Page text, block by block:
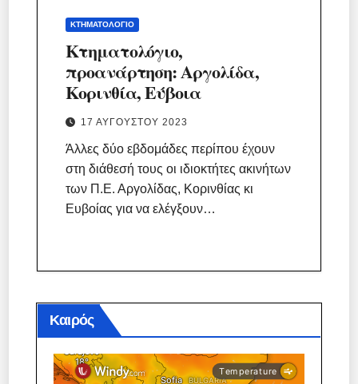
ΚΤΗΜΑΤΟΛΌΓΙΟ
Κτηματολόγιο,
προανάρτηση: Αργολίδα,
Κορινθία, Εύβοια
17 ΑΥΓΟΎΣΤΟΥ 2023
Άλλες δύο εβδομάδες περίπου έχουν
στη διάθεσή τους οι ιδιοκτήτες ακινήτων
των Π.Ε. Αργολίδας, Κορινθίας κι
Ευβοίας για να ελέγξουν…
Καιρός